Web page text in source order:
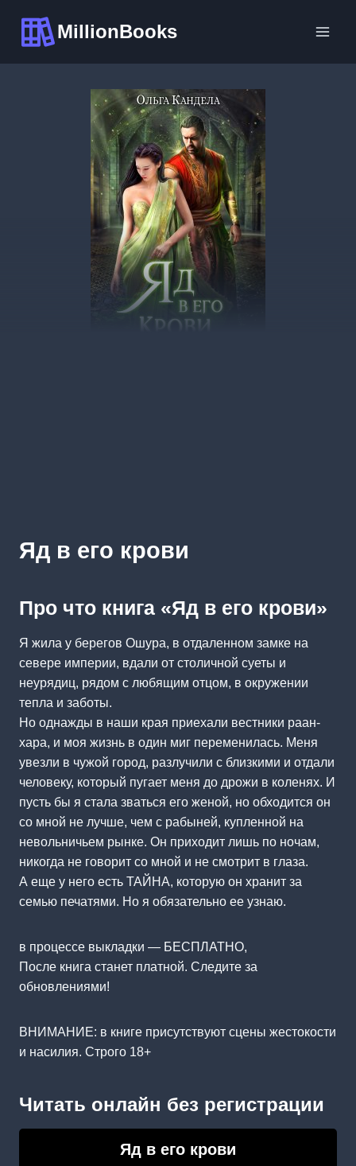
содержимому
MillionBooks
Яд в его крови
Про что книга «Яд в его крови»
Я жила у берегов Ошура, в отдаленном замке на
севере империи, вдали от столичной суеты и
неурядиц, рядом с любящим отцом, в окружении
тепла и заботы.
Но однажды в наши края приехали вестники раан-
хара, и моя жизнь в один миг переменилась. Меня
увезли в чужой город, разлучили с близкими и отдали
человеку, который пугает меня до дрожи в коленях. И
пусть бы я стала зваться его женой, но обходится он
со мной не лучше, чем с рабыней, купленной на
невольничьем рынке. Он приходит лишь по ночам,
никогда не говорит со мной и не смотрит в глаза.
А еще у него есть ТАЙНА, которую он хранит за
семью печатями. Но я обязательно ее узнаю.
в процессе выкладки — БЕСПЛАТНО,
После книга станет платной. Следите за
обновлениями!
ВНИМАНИЕ: в книге присутствуют сцены жестокости
и насилия. Строго 18+
Читать онлайн без регистрации
Яд в его крови